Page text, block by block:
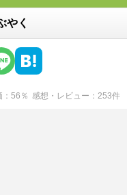
やく
56 ％ 感想・レビュー 253件